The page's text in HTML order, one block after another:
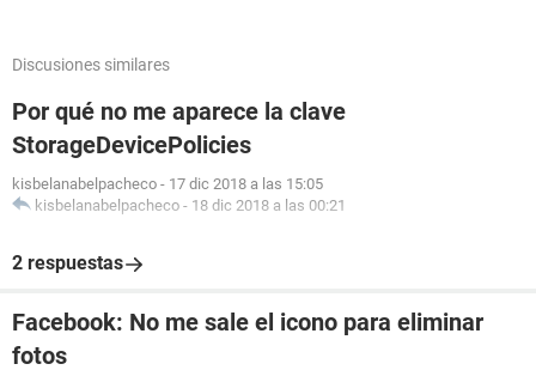
Discusiones similares
Por qué no me aparece la clave
StorageDevicePolicies
kisbelanabelpacheco - 17 dic 2018 a las 15:05
kisbelanabelpacheco - 18 dic 2018 a las 00:21
2 respuestas
Facebook: No me sale el icono para eliminar
fotos